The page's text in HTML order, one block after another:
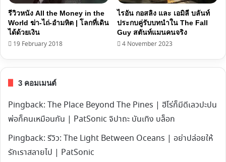
รีวิวหนัง All the Money in the
World ฆ่า-ไถ่-อำมหิต | โลกที่เดิน
ได้ด้วยเงิน
19 February 2018
ไรอัน กอสลิง และ เอมิลี บลันท์
ประกบคู่รับบทนำใน The Fall
Guy สตันท์แมนคนจริง
4 November 2023
3 คอมเมนต์
Pingback: The Place Beyond The Pines | ฮีโร่ก็มีดีเลวปะปน
พ่อก็คนเหมือนกัน | PatSonic จิปาถะ บันเทิง บล็อก
Pingback: รีวิว: The Light Between Oceans | อย่าปล่อยให้
รักเราสลาย​ไป | PatSonic